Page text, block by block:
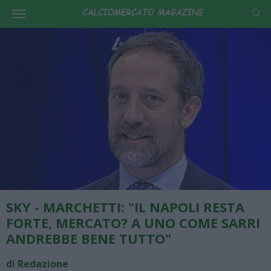
SKY - MARCHETTI: "IL NAPOLI RESTA
FORTE, MERCATO? A UNO COME SARRI
ANDREBBE BENE TUTTO"
di Redazione